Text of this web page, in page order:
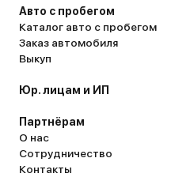
Авто с пробегом
Каталог авто с пробегом
Заказ автомобиля
Выкуп
Юр. лицам и ИП
Партнёрам
О нас
Сотрудничество
Контакты